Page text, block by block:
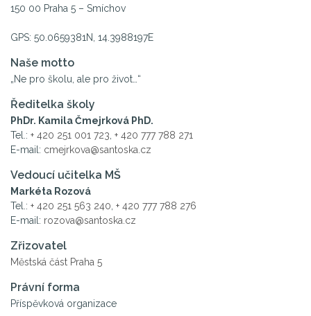
150 00 Praha 5 – Smíchov
GPS: 50.0659381N, 14.3988197E
Naše motto
„Ne pro školu, ale pro život…“
Ředitelka školy
PhDr. Kamila Čmejrková PhD.
Tel.: + 420 251 001 723 + 420 777 788 271
E-mail: cmejrkova@santoska.cz
Vedoucí učitelka MŠ
Markéta Rozová
Tel.: + 420 251 563 240 + 420 777 788 276
E-mail: rozova@santoska.cz
Zřizovatel
Městská část Praha 5
Právní forma
Příspěvková organizace